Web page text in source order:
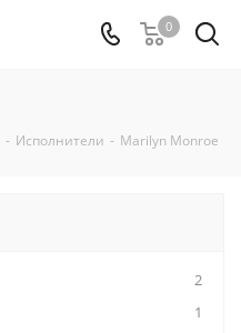
0
- Исполнители - Marilyn Monroe
2
1